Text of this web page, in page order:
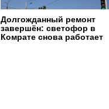
Долгожданный ремонт
завершён: светофор в
Комрате снова работает